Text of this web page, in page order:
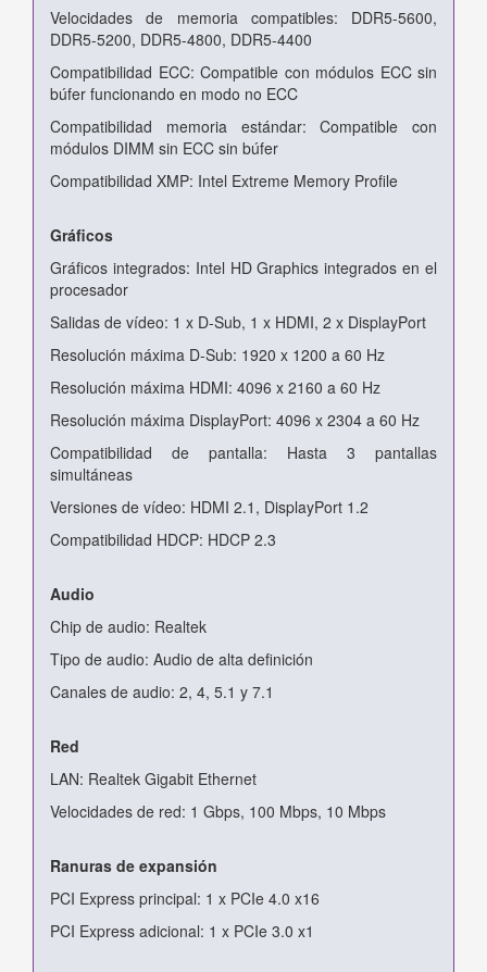
Velocidades de memoria compatibles: DDR5-5600,
DDR5-5200, DDR5-4800, DDR5-4400
Compatibilidad ECC: Compatible con módulos ECC sin
búfer funcionando en modo no ECC
Compatibilidad memoria estándar: Compatible con
módulos DIMM sin ECC sin búfer
Compatibilidad XMP: Intel Extreme Memory Profile
Gráficos
Gráficos integrados: Intel HD Graphics integrados en el
procesador
Salidas de vídeo: 1 x D-Sub, 1 x HDMI, 2 x DisplayPort
Resolución máxima D-Sub: 1920 x 1200 a 60 Hz
Resolución máxima HDMI: 4096 x 2160 a 60 Hz
Resolución máxima DisplayPort: 4096 x 2304 a 60 Hz
Compatibilidad de pantalla: Hasta 3 pantallas
simultáneas
Versiones de vídeo: HDMI 2.1, DisplayPort 1.2
Compatibilidad HDCP: HDCP 2.3
Audio
Chip de audio: Realtek
Tipo de audio: Audio de alta definición
Canales de audio: 2, 4, 5.1 y 7.1
Red
LAN: Realtek Gigabit Ethernet
Velocidades de red: 1 Gbps, 100 Mbps, 10 Mbps
Ranuras de expansión
PCI Express principal: 1 x PCIe 4.0 x16
PCI Express adicional: 1 x PCIe 3.0 x1